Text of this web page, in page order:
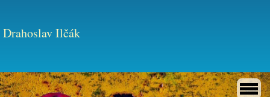
Drahoslav Ilčák